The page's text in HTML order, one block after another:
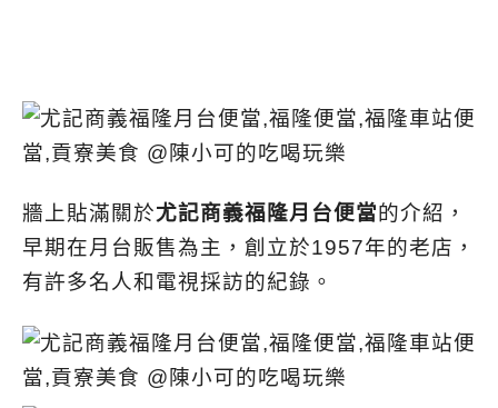
牆上貼滿關於尤記商義福隆月台便當的介紹，
早期在月台販售為主，創立於1957年的老店，
有許多名人和電視採訪的紀錄。